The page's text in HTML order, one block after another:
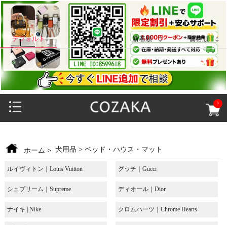
0
デフォルト 人気順 新着順 価格順
ホーム > 犬用品 >ベッド・ハウス・マット
ルイヴィトン｜Louis Vuitton グッチ｜Gucci
シュプリーム｜Supreme ディオール｜Dior
ナイキ | Nike クロムハーツ｜Chrome Hearts